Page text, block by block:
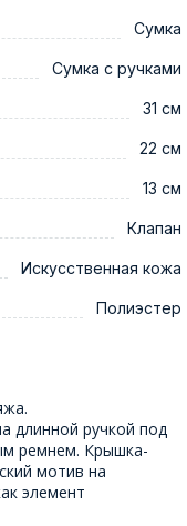
Сумка
Сумка с ручками
31 см
22 см
13 см
Клапан
Искусственная кожа
Полиэстер
длинной ручкой под
ремнем. Крышка-
мотив на
элемент